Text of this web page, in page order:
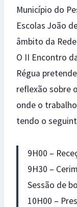
Município do
Escolas João
âmbito da
O II Encontro
Régua
reflexão sobre
onde o
tendo o
9H00 –
9H30 –
Sessão de
10H00 –